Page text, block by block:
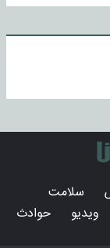
سلامت
ویدیو
حوادث